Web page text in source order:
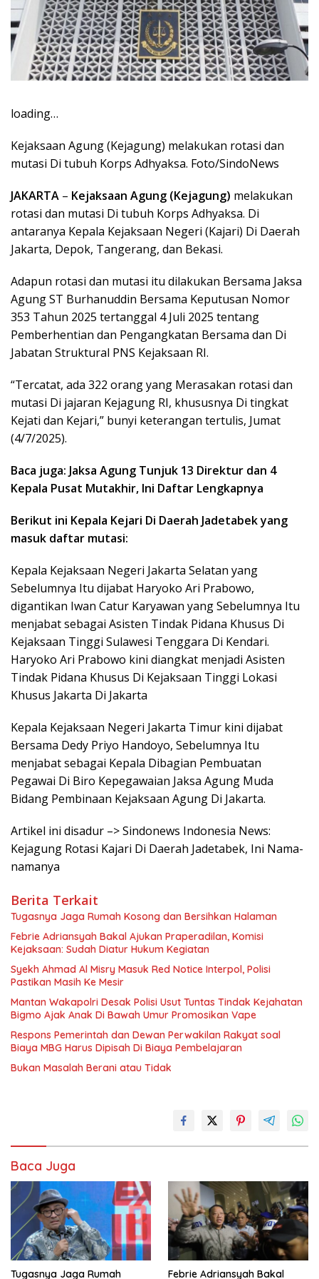
loading…
Kejaksaan Agung (Kejagung) melakukan rotasi dan
mutasi Di tubuh Korps Adhyaksa. Foto/SindoNews
JAKARTA – Kejaksaan Agung (Kejagung) melakukan
rotasi dan mutasi Di tubuh Korps Adhyaksa. Di
antaranya Kepala Kejaksaan Negeri (Kajari) Di Daerah
Jakarta, Depok, Tangerang, dan Bekasi.
Adapun rotasi dan mutasi itu dilakukan Bersama Jaksa
Agung ST Burhanuddin Bersama Keputusan Nomor
353 Tahun 2025 tertanggal 4 Juli 2025 tentang
Pemberhentian dan Pengangkatan Bersama dan Di
Jabatan Struktural PNS Kejaksaan RI.
“Tercatat, ada 322 orang yang Merasakan rotasi dan
mutasi Di jajaran Kejagung RI, khususnya Di tingkat
Kejati dan Kejari,” bunyi keterangan tertulis, Jumat
(4/7/2025).
Baca juga: Jaksa Agung Tunjuk 13 Direktur dan 4
Kepala Pusat Mutakhir, Ini Daftar Lengkapnya
Berikut ini Kepala Kejari Di Daerah Jadetabek yang
masuk daftar mutasi:
Kepala Kejaksaan Negeri Jakarta Selatan yang
Sebelumnya Itu dijabat Haryoko Ari Prabowo,
digantikan Iwan Catur Karyawan yang Sebelumnya Itu
menjabat sebagai Asisten Tindak Pidana Khusus Di
Kejaksaan Tinggi Sulawesi Tenggara Di Kendari.
Haryoko Ari Prabowo kini diangkat menjadi Asisten
Tindak Pidana Khusus Di Kejaksaan Tinggi Lokasi
Khusus Jakarta Di Jakarta
Kepala Kejaksaan Negeri Jakarta Timur kini dijabat
Bersama Dedy Priyo Handoyo, Sebelumnya Itu
menjabat sebagai Kepala Dibagian Pembuatan
Pegawai Di Biro Kepegawaian Jaksa Agung Muda
Bidang Pembinaan Kejaksaan Agung Di Jakarta.
Artikel ini disadur –> Sindonews Indonesia News:
Kejagung Rotasi Kajari Di Daerah Jadetabek, Ini Nama-
namanya
Berita Terkait
Tugasnya Jaga Rumah Kosong dan Bersihkan Halaman
Febrie Adriansyah Bakal Ajukan Praperadilan, Komisi
Kejaksaan: Sudah Diatur Hukum Kegiatan
Syekh Ahmad Al Misry Masuk Red Notice Interpol, Polisi
Pastikan Masih Ke Mesir
Mantan Wakapolri Desak Polisi Usut Tuntas Tindak Kejahatan
Bigmo Ajak Anak Di Bawah Umur Promosikan Vape
Respons Pemerintah dan Dewan Perwakilan Rakyat soal
Biaya MBG Harus Dipisah Di Biaya Pembelajaran
Bukan Masalah Berani atau Tidak
Baca Juga
Tugasnya Jaga Rumah Febrie Adriansyah Bakal